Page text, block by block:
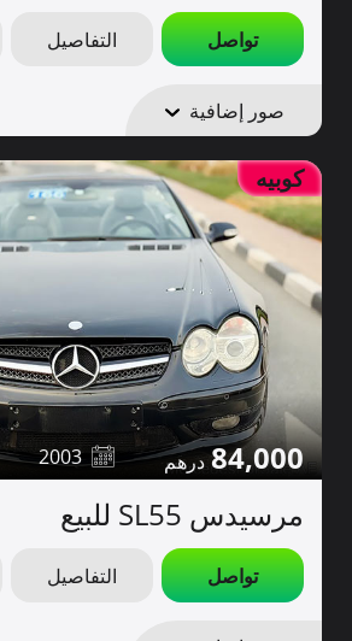
تواصل التفاصيل
صور إضافية
كوبيه
84,000
2003
مرسيدس SL55 للبيع
تواصل التفاصيل